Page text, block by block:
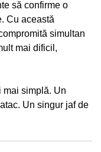
să confirme o
Cu această
simultan
mai dificil,
mai simplă. Un
Un singur jaf de